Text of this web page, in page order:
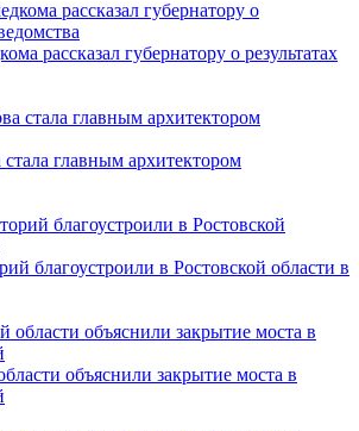
рассказал губернатору о результатах
главным архитектором
благоустроили в Ростовской области в
объяснили закрытие моста в